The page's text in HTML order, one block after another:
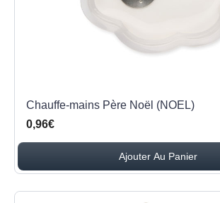
Chauffe-mains Père Noël (NOEL)
0,96€
Ajouter Au Panier